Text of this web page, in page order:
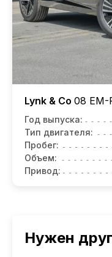
Lynk & Co 08 EM-
Год выпуска:
Тип двигателя:
Пробег:
Объем:
Привод:
Нужен